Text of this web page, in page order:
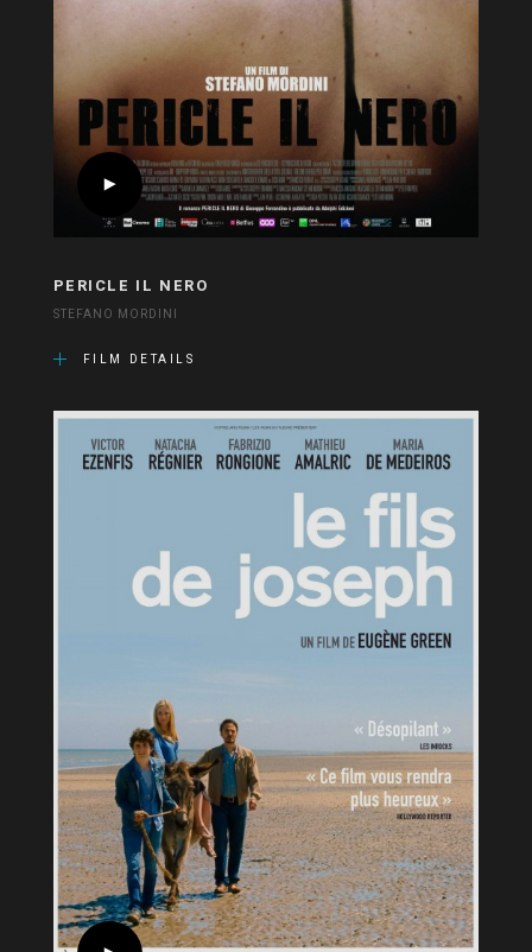
PERICLE IL NERO
STEFANO MORDINI
FILM DETAILS